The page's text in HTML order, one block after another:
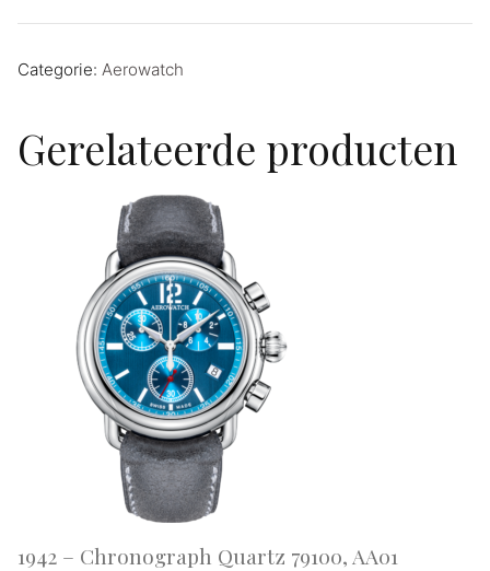
Categorie: Aerowatch
Gerelateerde producten
1942 – Chronograph Quartz 79100, AA01